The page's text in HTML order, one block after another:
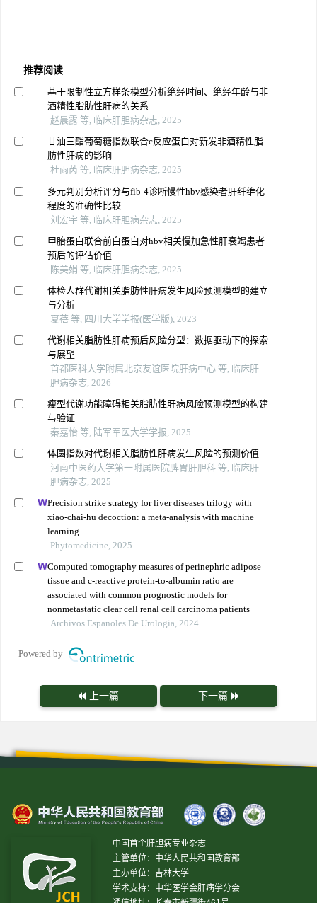
推荐阅读
基于限制性立方样条模型分析绝经时间、绝经年龄与非
酒精性脂肪性肝病的关系
赵晨露 等, 临床肝胆病杂志, 2025
甘油三酯葡萄糖指数联合c反应蛋白对新发非酒精性脂
肪性肝病的影响
杜雨芮 等, 临床肝胆病杂志, 2025
多元判别分析评分与fib-4诊断慢性hbv感染者肝纤维化
程度的准确性比较
刘宏宇 等, 临床肝胆病杂志, 2025
甲胎蛋白联合前白蛋白对hbv相关慢加急性肝衰竭患者
预后的评估价值
陈美娟 等, 临床肝胆病杂志, 2025
体检人群代谢相关脂肪性肝病发生风险预测模型的建立
与分析
夏蓓 等, 四川大学学报(医学版), 2023
代谢相关脂肪性肝病预后风险分型：数据驱动下的探索
与展望
首都医科大学附属北京友谊医院肝病中心 等, 临床肝
胆病杂志, 2026
瘦型代谢功能障碍相关脂肪性肝病风险预测模型的构建
与验证
秦嘉怡 等, 陆军军医大学学报, 2025
体圆指数对代谢相关脂肪性肝病发生风险的预测价值
河南中医药大学第一附属医院脾胃肝胆科 等, 临床肝
胆病杂志, 2025
Precision strike strategy for liver diseases trilogy with
xiao-chai-hu decoction: a meta-analysis with machine
learning
Phytomedicine, 2025
Computed tomography measures of perinephric adipose
tissue and c-reactive protein-to-albumin ratio are
associated with common prognostic models for
nonmetastatic clear cell renal cell carcinoma patients
Archivos Espanoles De Urologia, 2024
Powered by
上一篇 下一篇
中国首个肝胆病专业杂志
主管单位：中华人民共和国教育部
主办单位：吉林大学
学术支持：中华医学会肝病学分会